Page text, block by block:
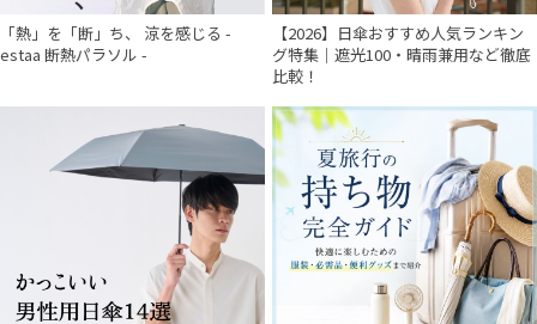
「熱」を「断」ち、 涼を感じる -
estaa 断熱パラソル -
【2026】日傘おすすめ人気ランキン
グ特集｜遮光100・晴雨兼用など徹底
比較！